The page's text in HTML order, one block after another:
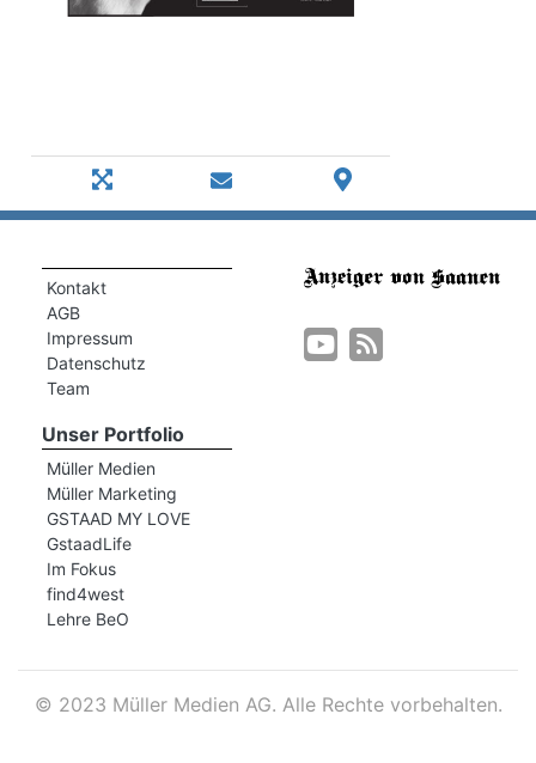
Kontakt
AGB
Impressum
Datenschutz
Team
Unser Portfolio
Müller Medien
Müller Marketing
GSTAAD MY LOVE
GstaadLife
Im Fokus
find4west
Lehre BeO
© 2023 Müller Medien AG. Alle Rechte vorbehalten.